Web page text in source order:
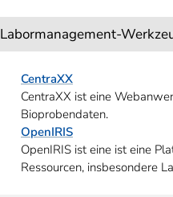
Labormanagement-
CentraXX
CentraXX ist eine
Bioprobendaten.
OpenIRIS
OpenIRIS ist eine ist eine
Ressourcen, insbesondere